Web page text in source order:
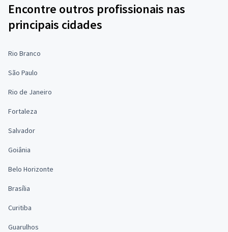
Encontre outros profissionais nas
principais cidades
Rio Branco
São Paulo
Rio de Janeiro
Fortaleza
Salvador
Goiânia
Belo Horizonte
Brasília
Curitiba
Guarulhos